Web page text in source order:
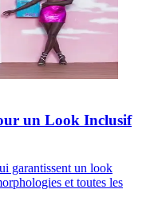
un Look Inclusif
garantissent un look
et toutes les